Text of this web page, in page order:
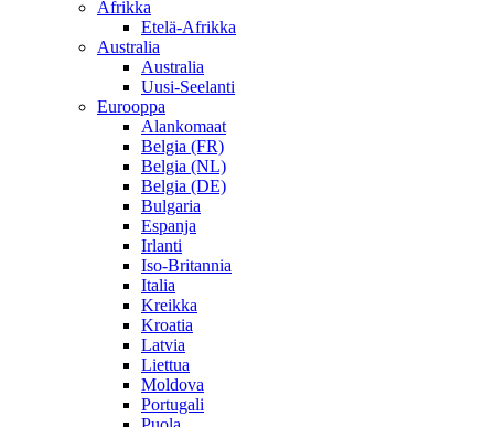
Afrikka
Etelä-Afrikka
Australia
Australia
Uusi-Seelanti
Eurooppa
Alankomaat
Belgia (FR)
Belgia (NL)
Belgia (DE)
Bulgaria
Espanja
Irlanti
Iso-Britannia
Italia
Kreikka
Kroatia
Latvia
Liettua
Moldova
Portugali